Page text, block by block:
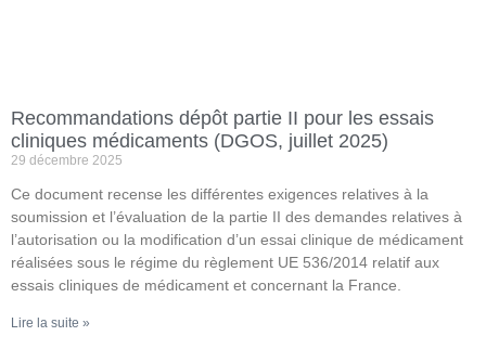
Recommandations dépôt partie II pour les essais
cliniques médicaments (DGOS, juillet 2025)
29 décembre 2025
Ce document recense les différentes exigences relatives à la
soumission et l’évaluation de la partie II des demandes relatives à
l’autorisation ou la modification d’un essai clinique de médicament
réalisées sous le régime du règlement UE 536/2014 relatif aux
essais cliniques de médicament et concernant la France.
Lire la suite »